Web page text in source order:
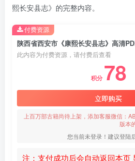
熙长安县志》的完整内容。
陕西省西安市《康熙长安县志》高清
此内容为付费资源，请付费后查看
积分 78
立即购买
上百万部古籍尚待上架，添加客服微信：
版本
您当前未登录！建议登陆
注：支付成功后会自动返回本页
付费资源